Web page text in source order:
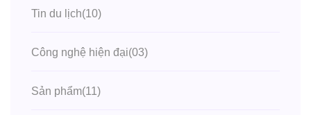
Tin du lịch(10)
Công nghệ hiện đại(03)
Sản phẩm(11)